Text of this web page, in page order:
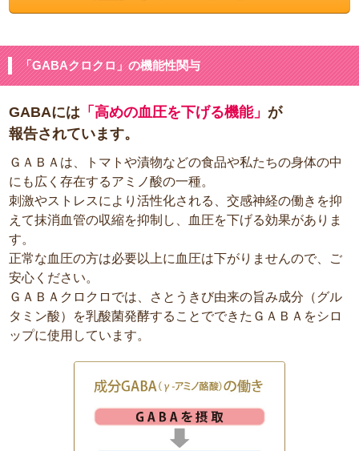
「GABAクロクロ」の機能性関与
GABAには 「高めの血圧を下げる機能」 が
報告されています。
ＧＡＢＡは、トマトや漬物などの食品や私たちの身体の中
にも広く存在するアミノ酸の一種。
刺激やストレスにより活性化される、交感神経の働きを抑
えて抹消血管の収縮を抑制し、血圧を下げる効果がありま
す。
正常な血圧の方は必要以上に血圧は下がりませんので、ご
安心ください。
ＧＡＢＡクロクロでは、さとうきび由来の旨み成分（グル
タミン酸）を乳酸菌発酵することでできたＧＡＢＡをシロ
ップに使用しています。